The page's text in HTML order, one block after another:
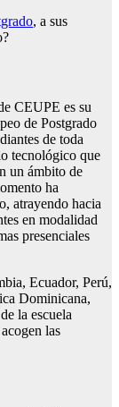
, a sus
CEUPE es su
de Postgrado
de toda
tecnológico que
un ámbito de
ha
atrayendo hacia
en modalidad
presenciales
Ecuador, Perú,
Dominicana,
la escuela
las